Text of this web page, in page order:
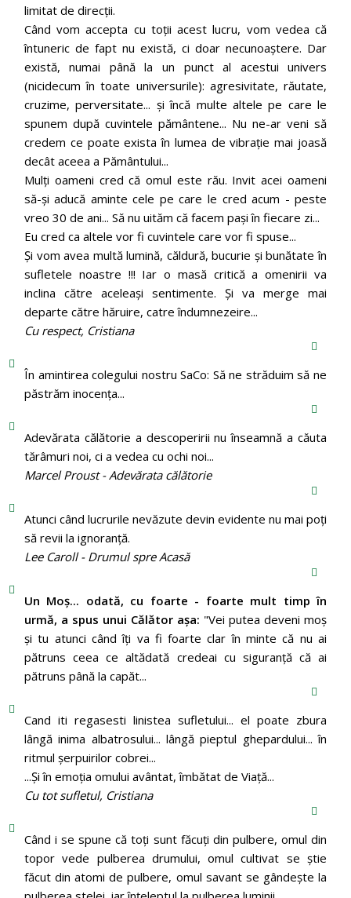
limitat de direcții.
Când vom accepta cu toții acest lucru, vom vedea că
întuneric de fapt nu există, ci doar necunoaștere. Dar
există, numai până la un punct al acestui univers
(nicidecum în toate universurile): agresivitate, răutate,
cruzime, perversitate... și încă multe altele pe care le
spunem după cuvintele pământene... Nu ne-ar veni să
credem ce poate exista în lumea de vibrație mai joasă
decât aceea a Pământului...
Mulți oameni cred că omul este rău. Invit acei oameni
să-și aducă aminte cele pe care le cred acum - peste
vreo 30 de ani... Să nu uităm că facem pași în fiecare zi...
Eu cred ca altele vor fi cuvintele care vor fi spuse...
Și vom avea multă lumină, căldură, bucurie și bunătate în
sufletele noastre !!! Iar o masă critică a omenirii va
inclina către aceleași sentimente. Și va merge mai
departe către hăruire, catre îndumnezeire...
Cu respect, Cristiana
În amintirea colegului nostru SaCo: Să ne străduim să ne
păstrăm inocenţa...
Adevărata călătorie a descoperirii nu înseamnă a căuta
tărâmuri noi, ci a vedea cu ochi noi...
Marcel Proust - Adevărata călătorie
Atunci când lucrurile nevăzute devin evidente nu mai poți
să revii la ignoranță.
Lee Caroll - Drumul spre Acasă
Un Moş... odată, cu foarte - foarte mult timp în
urmă, a spus unui Călător aşa: "Vei putea deveni moş
şi tu atunci când îţi va fi foarte clar în minte că nu ai
pătruns ceea ce altădată credeai cu siguranţă că ai
pătruns până la capăt...
Cand iti regasesti linistea sufletului... el poate zbura
lângă inima albatrosului... lângă pieptul ghepardului... în
ritmul şerpuirilor cobrei...
...Şi în emoţia omului avântat, îmbătat de Viaţă...
Cu tot sufletul, Cristiana
Când i se spune că toți sunt făcuți din pulbere, omul din
topor vede pulberea drumului, omul cultivat se știe
făcut din atomi de pulbere, omul savant se gândește la